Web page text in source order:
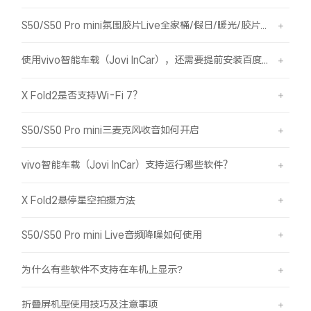
使用vivo智能车载（Jovi InCar），还需要提前安装百度CarLife+软件吗？
X Fold2是否支持Wi-Fi 7？
S50/S50 Pro mini三麦克风收音如何开启
vivo智能车载（Jovi InCar）支持运行哪些软件？
X Fold2悬停星空拍摄方法
S50/S50 Pro mini Live音频降噪如何使用
为什么有些软件不支持在车机上显示?
折叠屏机型使用技巧及注意事项